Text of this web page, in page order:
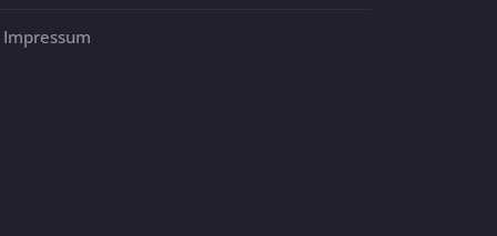
Impressum